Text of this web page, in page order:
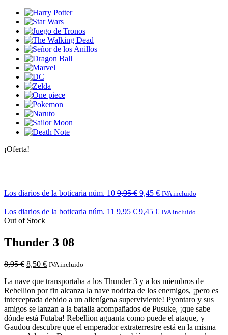
¡Oferta!
Los diarios de la boticaria núm. 10 9,95€ 9,45 € IVA incluido
Los diarios de la boticaria núm. 11 9,95€ 9,45 € IVA incluido
Out of Stock
Thunder 3 08
8,95€ 8,50 € IVA incluido
La nave que transportaba a los Thunder 3 y a los miembros de
Rebellion por fin alcanza la nave nodriza de los enemigos, ¡pero es
interceptada debido a un alienígena superviviente! Pyontaro y sus
amigos se lanzan a la batalla acompañados de Pusuke, ¡que sabe
dónde está Futaba! Rebellion aguanta como puede el ataque, y
Gaudou descubre que el emperador extraterrestre está en la misma